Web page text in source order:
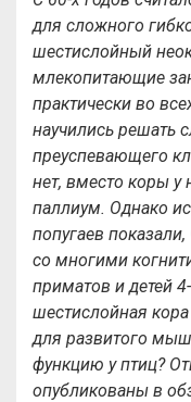
для сложного
шестислойный
млекопитающие
практически во
научились решать
преуспевающего
нет, вместо коры у
паллиум. Однако
попугаев
со многими
приматов и детей
шестислойная
для развитого
функцию у птиц?
опубликованы в